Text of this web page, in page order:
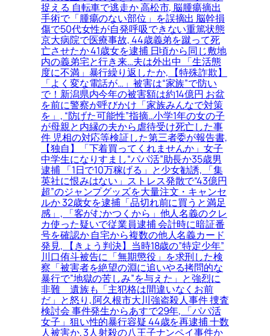
捉える 自転車で逃走か 高松市, 脳腫瘍摘出
手術で「腫瘍のない部位」を誤摘出 脳幹損
傷で50代女性が自発呼吸できない重篤状態
京大病院で医療事故, 44歳義弟を蹴って死
亡させたか 41歳女を逮捕 日頃から同じ敷地
内の義弟宅と行き来…夫は外出中 「生活態
度に不満」暴行繰り返したか, 【特殊詐欺】
「よく変な電話が…」被害は“家族”で防い
で！新潟県内今年の被害額は約14億円 お盆
を前に警察が呼びかけ「家族みんなで対策
を」, “防げた可能性”指摘…小学1年の女の子
が母親と内縁の夫から虐待受け死亡した事
件 児相の対応等検証した第三者委が報告書,
【独自】「下着買ってくれませんか」女子
中学生になりすまし“パパ活”助長か35歳男
逮捕 「1日で10万稼げる」と少女勧誘, 「集
英社に恨みはない」ストレス発散で“43億円
超”のジャンプグッズを大量注文・キャンセ
ルか 32歳女を逮捕「品切れ前に買うと満足
感」, 「客がむかつくから」他人名義のクレ
カ使った疑いで従業員逮捕 会計時に暗証番
号を確認か 自宅から複数の他人名義カード
発見, 【きょう判決】当時18歳の”特定少年”
川口侑斗被告に「無期懲役」を求刑した検
察「被害者を絶望の淵に追いやる拷問的な
暴行で”地獄の苦しみ”を与えた」と強烈に
非難＿遺族も「主犯格は間違いなくお前
だ」と怒り, 阿久根市大川強盗殺人事件 捜査
検討会 事件発生からあすで29年, 「パパ活
女子」狙い性的暴行容疑 44歳を再逮捕 十数
人被害か, 3人射殺の八王子ナンペイ事件か